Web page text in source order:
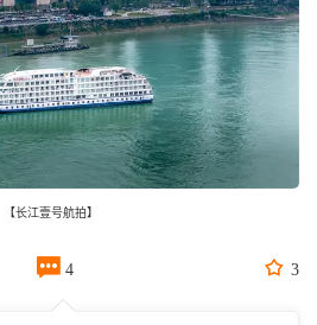
【长江壹号航拍】
 4  3